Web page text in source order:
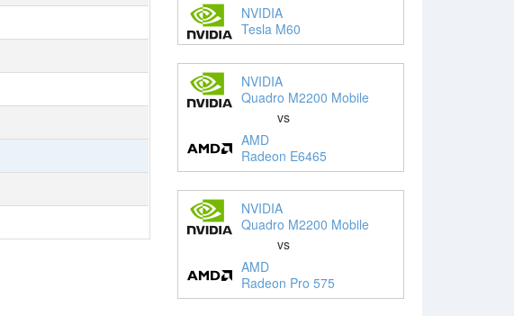
NVIDIA
Tesla M60
NVIDIA
Quadro M2200 Mobile
vs
AMD
Radeon E6465
NVIDIA
Quadro M2200 Mobile
vs
AMD
Radeon Pro 575